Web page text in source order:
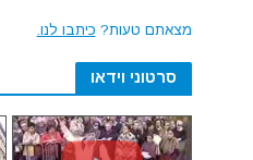
מצאתם טעות? כיתבו לנו.
סרטוני וידאו